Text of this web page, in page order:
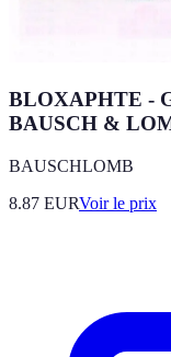
BLOXAPHTE -
BAUSCH &
BAUSCHLOMB
8.87 EURVoir le prix